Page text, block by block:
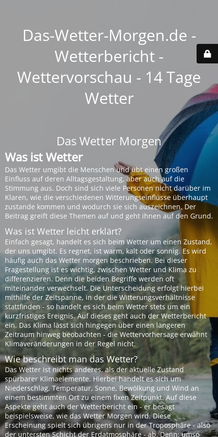
Das-Wetter-Morgen.de -
Wetterbericht -
Wettervorschau - 14 Tage
Wetter
Das Wetter Morgen
Was ist Wetter
Das Wetter umgibt die Menschen und übt einen großen
Einfluss auf deren Alltagsgestaltung, aber auch auf die
Stimmung aus. Doch sind sich viele Personen nicht darüber im
Klaren, wie die verschiedenen Witterungseinflüsse überhaupt
zustande kommen und wodurch sie sich auszeichnen. Der
Beitrag greift diese Themen auf und geht ihnen auf den Grund.
Was ist Wetter leicht erklärt?
Einfach gesagt, handelt es sich beim Wetter um einen Zustand,
der uns umgibt. Es regnet, ist warm, kalt oder sonnig. Es wird
häufig auch das Wetter morgen beschrieben. Bei dieser
Fragestellung ist es wichtig, zwischen Wetter und Klima zu
differenzieren. Denn die beiden Begriffe werden oft
miteinander verwechselt. Die Unterscheidung erfolgt hierbei
mithilfe der Zeitspanne, in der die Witterungsverhältnisse
stattfinden - so handelt es sich beim Wetter stets um ein
kurzfristiges Ereignis. Auf dieses geht auch der Wetterbericht
ein. Das Klima lässt sich hingegen über einen längeren
Zeitraum hinweg beobachten - die Wettervorhersage erwähnt
Klimaveränderungen in der Regel nicht.
Wie beschreibt man das Wetter?
Das Wetter ist nichts anderes, als der aktuelle Zustand
spürbarer Klimaelemente. Hierbei handelt es sich um
Niederschlag, Temperatur, Sonne, Bewölkung und Wind an
einem bestimmten Ort zu einem fixen Zeitpunkt. Auf diese
Aspekte geht auch der Wetterbericht ein - er besagt
beispielsweise, wie das Wetter Morgen wird. Diese
Erscheinung spielt sich übrigens nur in der Troposphäre - also
der untersten Schicht der Erdatmosphäre - ab. Denn: umso